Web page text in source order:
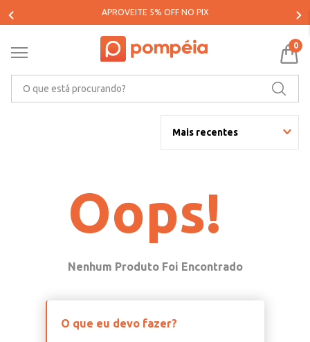
APROVEITE 5% OFF NO PIX
0
Mais recentes
Oops!
O que eu devo fazer?